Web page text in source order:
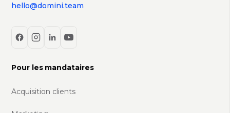
hello@domini.team
Pour les mandataires
Acquisition clients